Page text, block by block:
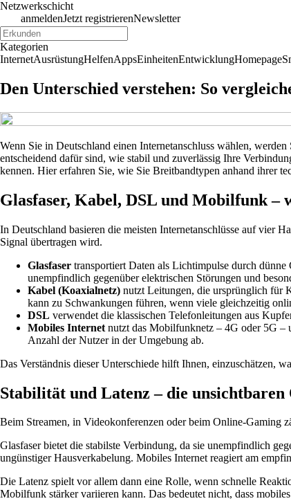
Netzwerkschicht
anmeldenJetzt registrierenNewsletter
Kategorien
InternetAusrüstungHelfenAppsEinheitenEntwicklungHomepage
Den Unterschied verstehen: So
Wenn Sie in Deutschland einen Internetanschluss wählen,
entscheidend dafür sind, wie stabil und zuverlässig Ihre
kennen. Hier erfahren Sie, wie Sie Breitbandtypen anhand ihrer
Glasfaser, Kabel, DSL und Mobilfunk –
In Deutschland basieren die meisten Internetanschlüsse auf vier
Signal übertragen wird.
Glasfaser transportiert Daten als Lichtimpulse durch
unempfindlich gegenüber elektrischen Störungen und
Kabel (Koaxialnetz) nutzt Leitungen, die ursprünglich für
kann zu Schwankungen führen, wenn viele gleichzeitig
DSL verwendet die klassischen Telefonleitungen aus
Mobiles Internet nutzt das Mobilfunknetz – 4G oder 5G –
Anzahl der Nutzer in der Umgebung ab.
Das Verständnis dieser Unterschiede hilft Ihnen, einzuschätzen,
Stabilität und Latenz – die
Beim Streamen, in Videokonferenzen oder beim Online-Gaming
Glasfaser bietet die stabilste Verbindung, da sie unempfindlich
ungünstiger Hausverkabelung. Mobiles Internet reagiert am
Die Latenz spielt vor allem dann eine Rolle, wenn schnelle
Mobilfunk stärker variieren kann. Das bedeutet nicht, dass